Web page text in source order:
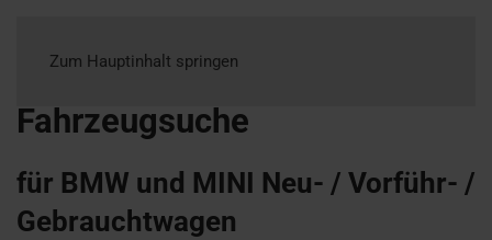
Zum Hauptinhalt springen
Fahrzeugsuche
für BMW und MINI Neu- / Vorführ- /
Gebrauchtwagen